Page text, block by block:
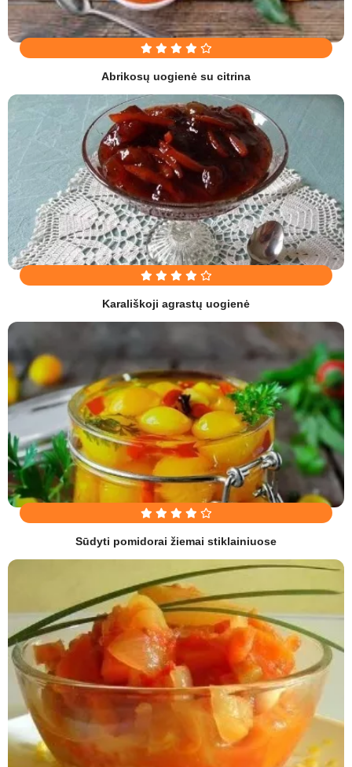
Abrikosų uogienė su citrina
Karališkoji agrastų uogienė
Sūdyti pomidorai žiemai stiklainiuose